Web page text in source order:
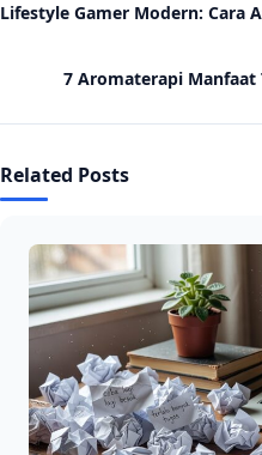
Lifestyle Gamer Modern: Cara
7 Aromaterapi
Related Posts